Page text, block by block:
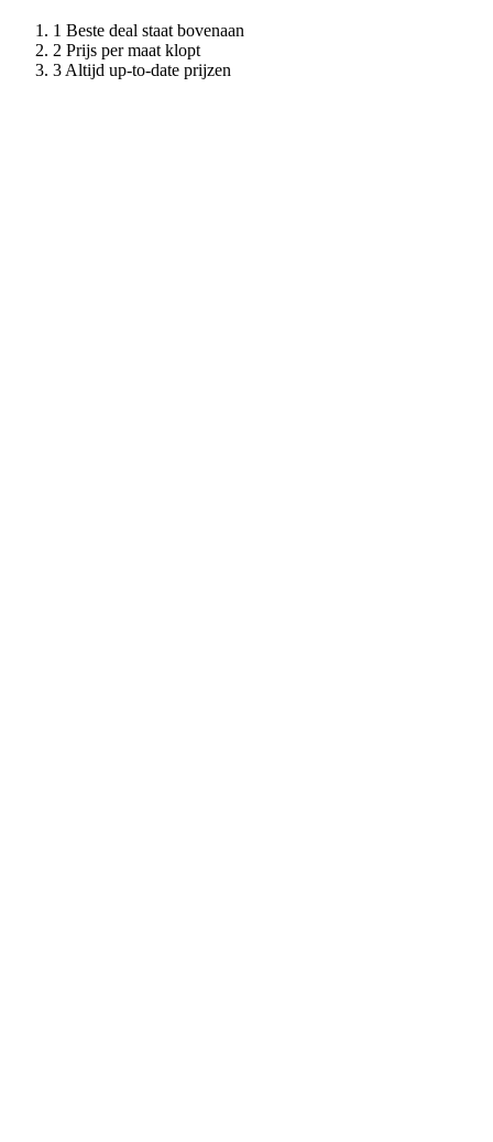
Beste deal staat bovenaan
Prijs per maat klopt
Altijd up-to-date prijzen